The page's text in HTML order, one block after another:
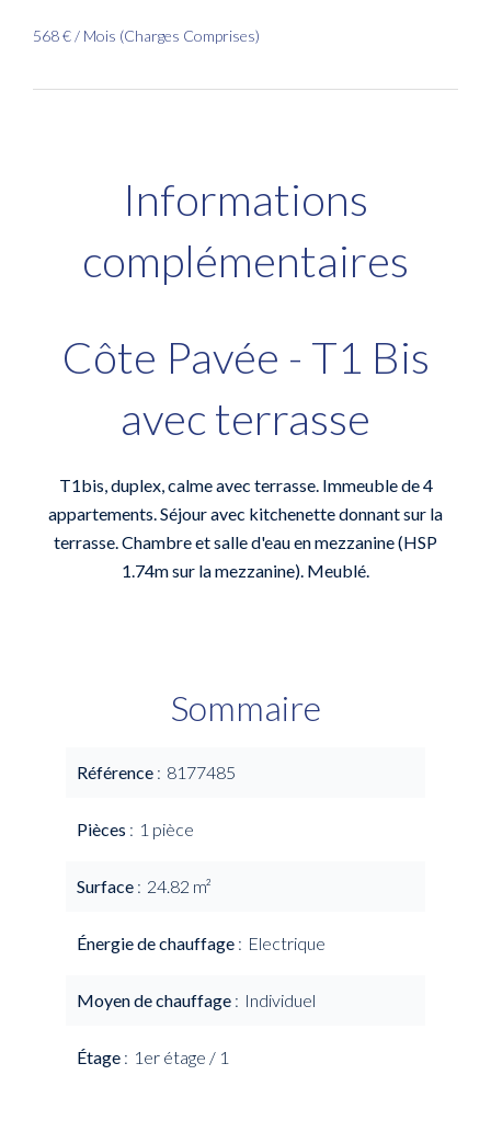
568 € / Mois (Charges Comprises)
Informations
complémentaires
Côte Pavée - T1 Bis
avec terrasse
T1bis, duplex, calme avec terrasse. Immeuble de 4
appartements. Séjour avec kitchenette donnant sur la
terrasse. Chambre et salle d'eau en mezzanine (HSP
1.74m sur la mezzanine). Meublé.
Sommaire
Référence 8177485
Pièces 1 pièce
Surface 24.82 m²
Énergie de chauffage Electrique
Moyen de chauffage Individuel
Étage 1er étage / 1